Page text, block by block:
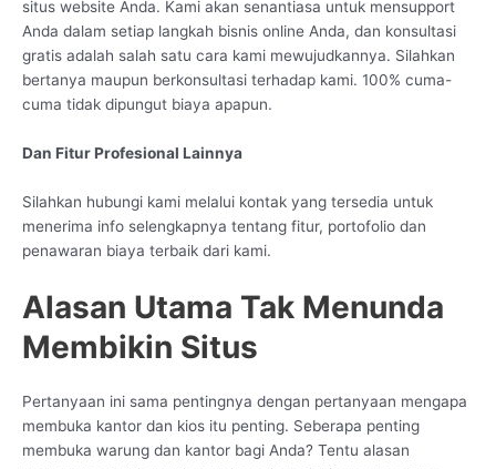
situs website Anda. Kami akan senantiasa untuk mensupport
Anda dalam setiap langkah bisnis online Anda, dan konsultasi
gratis adalah salah satu cara kami mewujudkannya. Silahkan
bertanya maupun berkonsultasi terhadap kami. 100% cuma-
cuma tidak dipungut biaya apapun.
Dan Fitur Profesional Lainnya
Silahkan hubungi kami melalui kontak yang tersedia untuk
menerima info selengkapnya tentang fitur, portofolio dan
penawaran biaya terbaik dari kami.
Alasan Utama Tak Menunda
Membikin Situs
Pertanyaan ini sama pentingnya dengan pertanyaan mengapa
membuka kantor dan kios itu penting. Seberapa penting
membuka warung dan kantor bagi Anda? Tentu alasan